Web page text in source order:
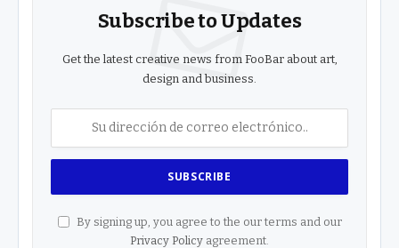
Subscribe to Updates
Get the latest creative news from FooBar about art,
design and business.
By signing up, you agree to the our terms and our
Privacy Policy agreement.